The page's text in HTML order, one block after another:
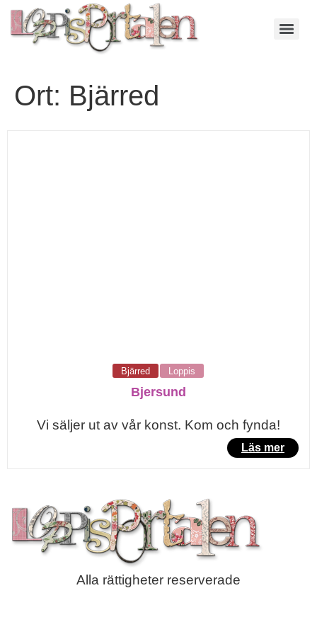
Ort: Bjärred
Bjärred Loppis
Bjersund
Vi säljer ut av vår konst. Kom och fynda!
Läs mer
Alla rättigheter reserverade